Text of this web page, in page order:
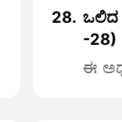
28. ಒಲಿದ
-28)
ಈ